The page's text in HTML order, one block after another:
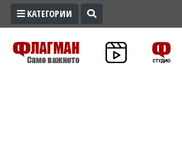
ПРОМО
ЗОНА
КАТЕГОРИИ